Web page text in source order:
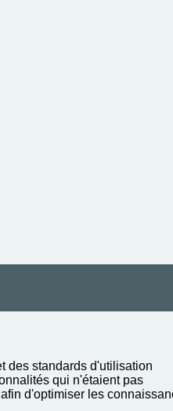
des standards d'utilisation
qui n'étaient pas
d'optimiser les